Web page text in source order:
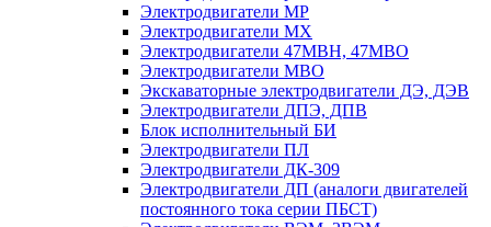
Электродвигатели МР
Электродвигатели MX
Электродвигатели 47MBH, 47МВО
Электродвигатели MBO
Экскаваторные электродвигатели ДЭ, ДЭВ
Электродвигатели ДПЭ, ДПВ
Блок исполнительный БИ
Электродвигатели ПЛ
Электродвигатели ДК-309
Электродвигатели ДП (аналоги двигателей
постоянного тока серии ПБСТ)